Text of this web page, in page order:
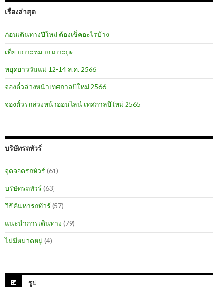
เรื่องล่าสุด
ก่อนเดินทางปีใหม่ ต้องเช็คอะไรบ้าง
เที่ยวเกาะหมาก เกาะกูด
หยุดยาววันแม่ 12-14 ส.ค. 2566
จองตั๋วล่วงหน้าเทศกาลปีใหม่ 2566
จองตั๋วรถล่วงหน้าออนไลน์ เทศกาลปีใหม่ 2565
บริษัทรถทัวร์
จุดจอดรถทัวร์ (61)
บริษัทรถทัวร์ (63)
วิธีค้นหารถทัวร์ (57)
แนะนำการเดินทาง (79)
ไม่มีหมวดหมู่ (4)
รูป